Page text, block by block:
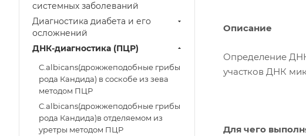
Описание
Определение
участков ДНК
Для чего
системных заболеваний
Диагностика диабета и его
осложнений
ДНК-диагностика (ПЦР)
C.albicans(дрожжеподобные грибы
рода Кандида) в соскобе из зева
методом ПЦР
C.albicans(дрожжеподобные грибы
рода Кандида)в отделяемом из
уретры методом ПЦР